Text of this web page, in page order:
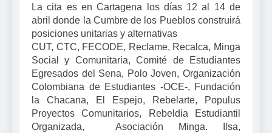
La cita es en Cartagena los días 12 al 14 de
abril donde la Cumbre de los Pueblos construirá
posiciones unitarias y alternativas
CUT, CTC, FECODE, Reclame, Recalca, Minga
Social y Comunitaria, Comité de Estudiantes
Egresados del Sena, Polo Joven, Organización
Colombiana de Estudiantes -OCE-, Fundación
la Chacana, El Espejo, Rebelarte, Populus
Proyectos Comunitarios, Rebeldia Estudiantil
Organizada, Asociación Minga. Ilsa,